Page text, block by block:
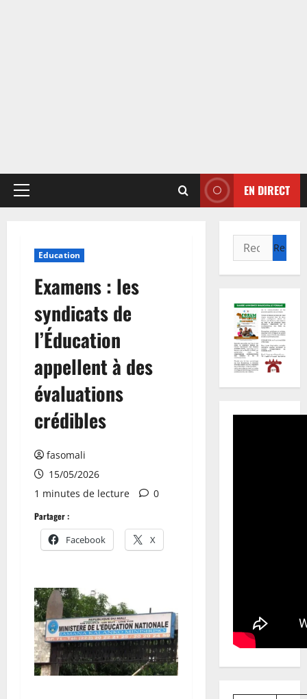
Menu
EN DIRECT
Education
Examens : les
syndicats de
l’Éducation
appellent à des
évaluations
crédibles
fasomali
15/05/2026
1 minutes de lecture
0
Partager :
Facebook X
Rechercher :